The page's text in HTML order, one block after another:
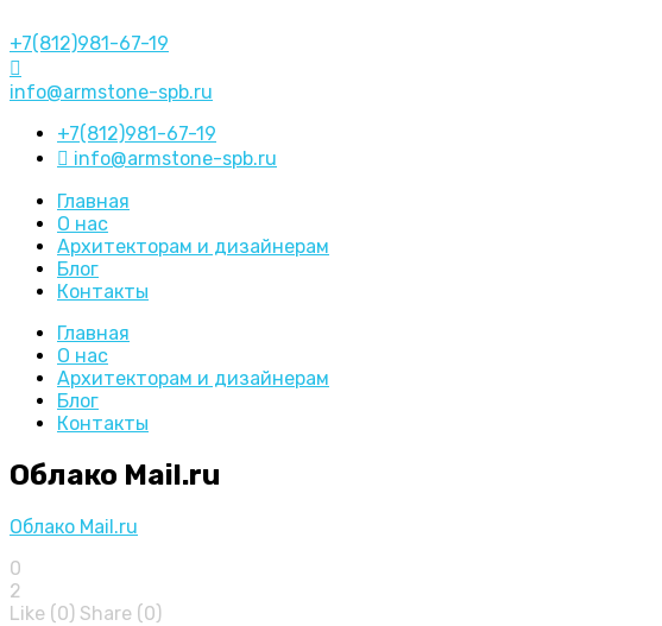
+7(812)981-67-19
info@armstone-spb.ru
+7(812)981-67-19
info@armstone-spb.ru
Главная
О нас
Архитекторам и дизайнерам
Блог
Контакты
Главная
О нас
Архитекторам и дизайнерам
Блог
Контакты
Облако Mail.ru
Облако Mail.ru
0
2
Like (0) Share (0)